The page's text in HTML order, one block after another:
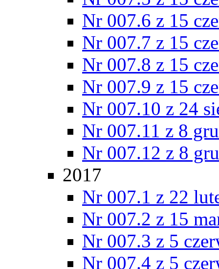
Nr 007.6 z 15
Nr 007.7 z 15
Nr 007.8 z 15
Nr 007.9 z 15
Nr 007.10 z 24
Nr 007.11 z 8
Nr 007.12 z 8
2017
Nr 007.1 z 22
Nr 007.2 z 15
Nr 007.3 z 5
Nr 007.4 z 5